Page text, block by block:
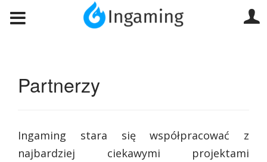
Partnerzy
Ingaming stara się współpracować z
najbardziej ciekawymi projektami